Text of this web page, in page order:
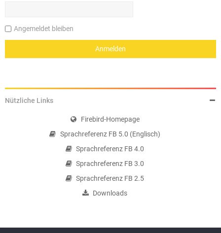
Angemeldet bleiben
Nützliche Links
Firebird-Homepage
Sprachreferenz FB 5.0 (Englisch)
Sprachreferenz FB 4.0
Sprachreferenz FB 3.0
Sprachreferenz FB 2.5
Downloads